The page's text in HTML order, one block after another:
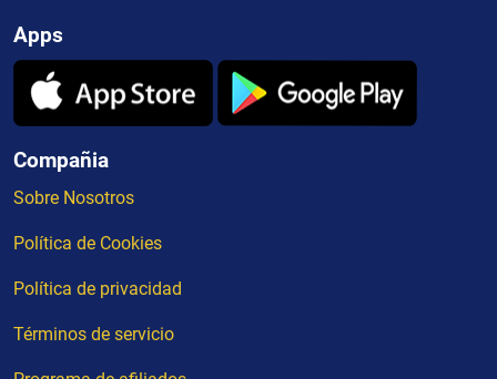
Apps
Compañia
Sobre Nosotros
Política de Cookies
Política de privacidad
Términos de servicio